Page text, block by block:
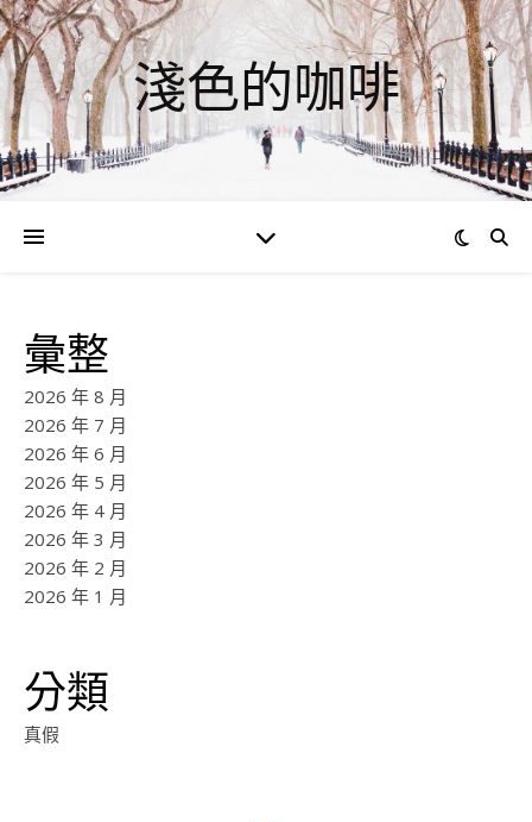
淺色的咖啡
彙整
2026 年 8 月
2026 年 7 月
2026 年 6 月
2026 年 5 月
2026 年 4 月
2026 年 3 月
2026 年 2 月
2026 年 1 月
分類
真假